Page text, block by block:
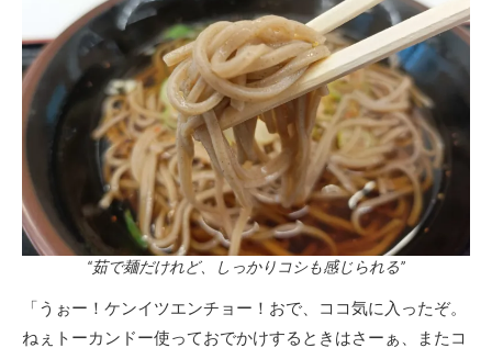
“茹で麺だけれど、しっかりコシも感じられる”
「うぉー！ケンイツエンチョー！おで、ココ気に入ったぞ。
ねぇトーカンドー使っておでかけするときはさーぁ、またコ